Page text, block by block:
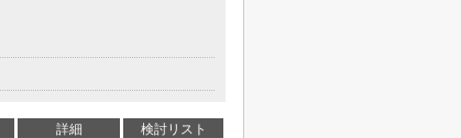
詳細
検討リスト